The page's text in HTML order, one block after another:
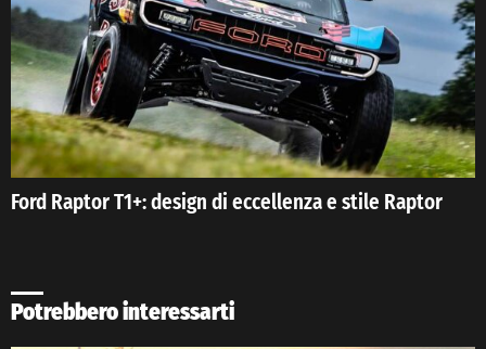
Ford Raptor T1+: design di eccellenza e stile Raptor
Potrebbero interessarti